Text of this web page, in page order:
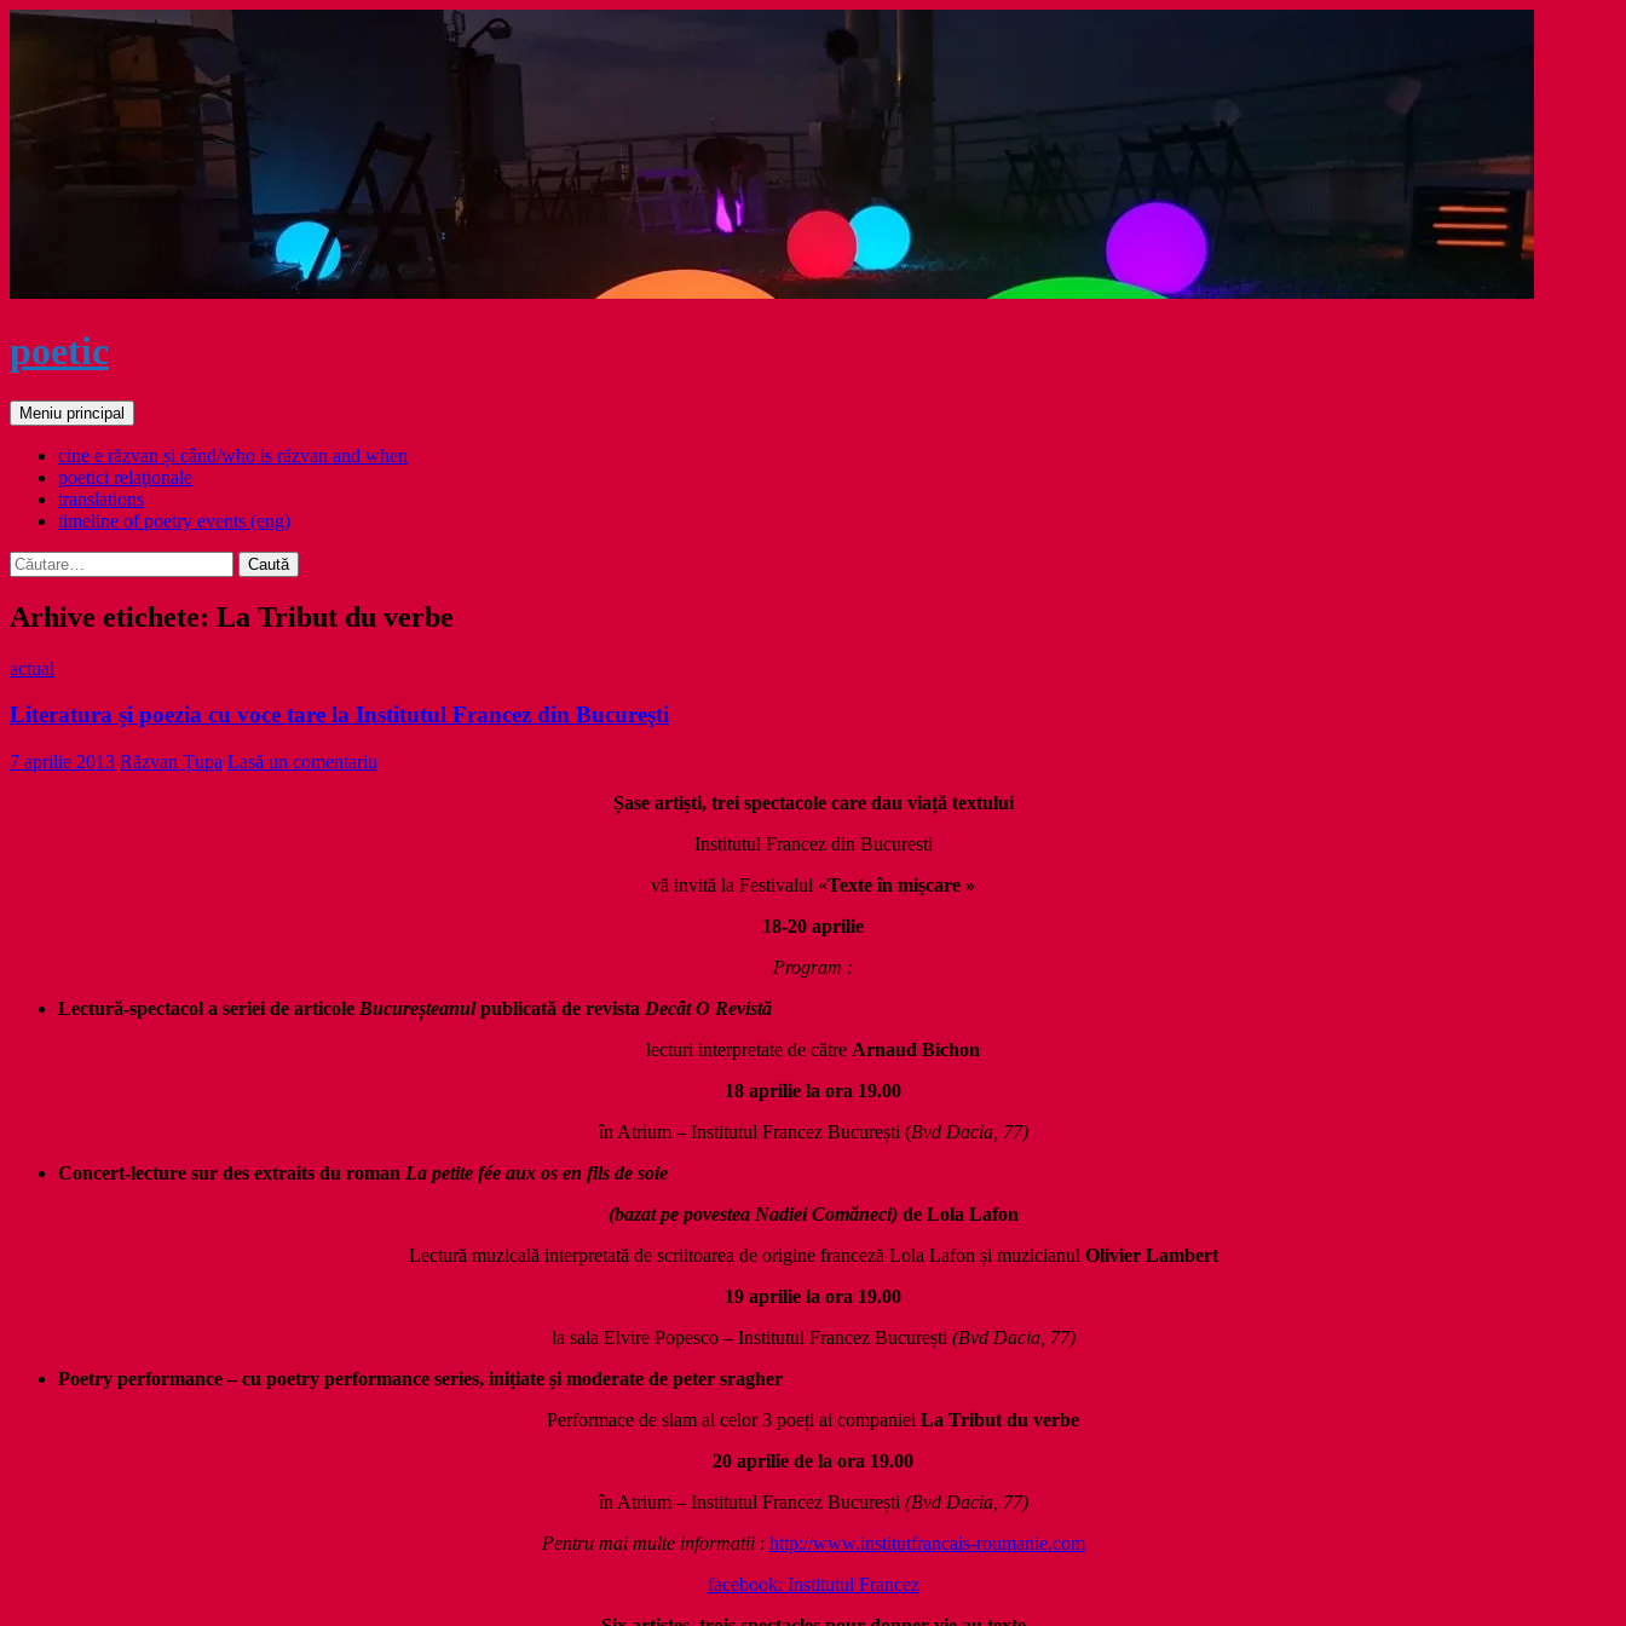
Sari
poetic
Caută
Meniu principal
cine e răzvan și când/who is răzvan and when
poetici relaţionale
translations
timeline of poetry events (eng)
Caută
după:
Arhive etichete: La Tribut du verbe
actual
Literatura şi poezia cu voce tare la Institutul Francez din Bucureşti
7 aprilie 2013 Răzvan Țupa Lasă un comentariu
Șase artiști, trei spectacole care dau viață textului
Institutul Francez din Bucuresti
vă invită la Festivalul «Texte în miṣcare »
18-20 aprilie
Program :
Lectură-spectacol a seriei de articole Bucureșteanul publicată de revista Decât O Revistă
lecturi interpretate de către Arnaud Bichon
18 aprilie la ora 19.00
în Atrium – Institutul Francez București (Bvd Dacia, 77)
Concert-lecture sur des extraits du roman La petite fée aux os en fils de soie
(bazat pe povestea Nadiei Comăneci) de Lola Lafon
Lectură muzicală interpretată de scriitoarea de origine franceză Lola Lafon și muzicianul Olivier Lambert
19 aprilie la ora 19.00
la sala Elvire Popesco – Institutul Francez București (Bvd Dacia, 77)
Poetry performance – cu poetry performance series, inițiate și moderate de peter sragher
Performace de slam al celor 3 poeți ai companiei La Tribut du verbe
20 aprilie de la ora 19.00
în Atrium – Institutul Francez București (Bvd Dacia, 77)
Pentru mai multe informatii: http://www.institutfrancais-roumanie.com
facebook: Institutul Francez